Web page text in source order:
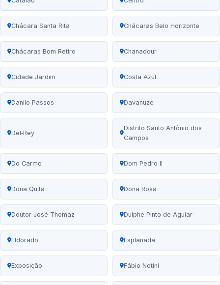
Chácara Santa Rita Chácaras Belo Horizonte
Chácaras Bom Retiro Chanadour
Cidade Jardim Costa Azul
Danilo Passos Davanuze
Del‑Rey
Distrito Santo Antônio dos
Campos
Do Carmo Dom Pedro II
Dona Quita Dona Rosa
Doutor José Thomaz Dulphe Pinto de Aguiar
Eldorado Esplanada
Exposição Fábio Notini